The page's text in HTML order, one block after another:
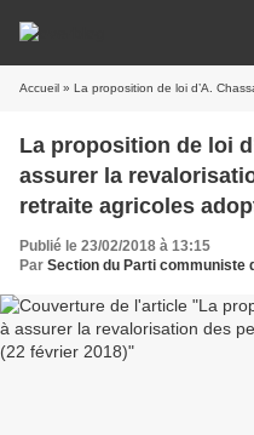
Accueil » La proposition de loi d’A. Chassaigne visant à
La proposition de loi
assurer la
retraite agricoles
Publié le 23/02/2018 à 13:15
Par Section du Parti communiste